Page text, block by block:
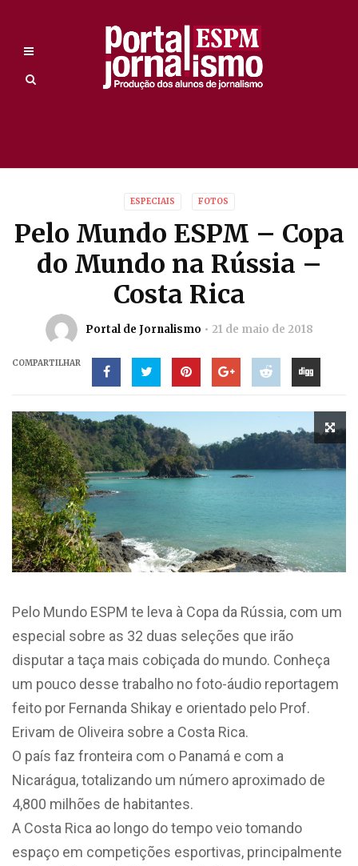
ESPECIAIS FOTOS
Pelo Mundo ESPM – Copa
do Mundo na Rússia –
Costa Rica
Portal de Jornalismo 21 de maio de 2018
COMPARTILHAR
Pelo Mundo ESPM te leva à Copa da Rússia, com um
especial sobre as 32 duas seleções que irão
disputar a taça mais cobiçada do mundo. Conheça
um pouco desse trabalho no foto-áudio reportagem
feito por Fernanda Shikay e orientado pelo Prof.
Erivam de Oliveira sobre a Costa Rica.
O país faz fronteira com o Panamá e com a
Nicarágua, totalizando um número aproximado de
4,800 milhões de habitantes.
A Costa Rica ao longo do tempo veio tomando
espaço em competições esportivas, principalmente